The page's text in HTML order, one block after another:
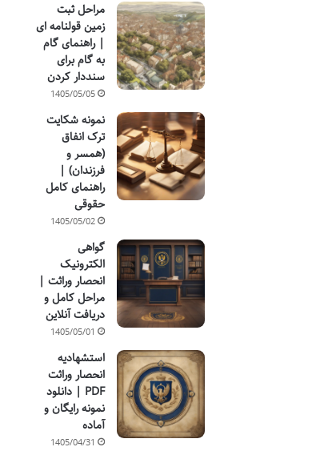
مراحل ثبت
زمین قولنامه ای
| راهنمای گام
به گام برای
سنددار کردن
1405/05/05
نمونه شکایت
ترک انفاق
(همسر و
فرزندان) |
راهنمای کامل
حقوقی
1405/05/02
گواهی
الکترونیک
انحصار وراثت |
مراحل کامل و
دریافت آنلاین
1405/05/01
استشهادیه
انحصار وراثت
PDF | دانلود
نمونه رایگان و
آماده
1405/04/31